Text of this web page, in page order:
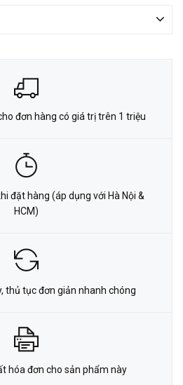
đơn hàng có giá trị trên 1 triệu
đặt hàng (áp dụng với Hà Nội &
HCM)
thủ tục đơn giản nhanh chóng
hóa đơn cho sản phẩm này